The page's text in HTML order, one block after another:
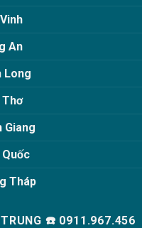
An
Long
Thơ
Giang
Tháp
TRUNG ☎️ 0911.967.456